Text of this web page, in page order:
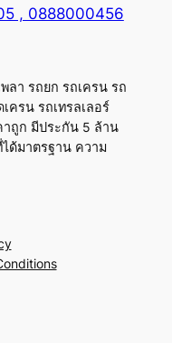
, 0888000456
ลา รถยก รถเครน รถ
ครน รถเทรลเลอร์
าถูก มีประกัน 5 ล้าน
ด้มาตรฐาน ความ